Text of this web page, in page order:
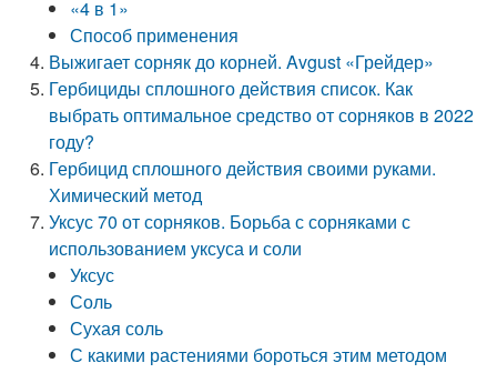
«4 в 1»
Способ применения
Выжигает сорняк до корней. Avgust «Грейдер»
Гербициды сплошного действия список. Как
выбрать оптимальное средство от сорняков в 2022
году?
Гербицид сплошного действия своими руками.
Химический метод
Уксус 70 от сорняков. Борьба с сорняками с
использованием уксуса и соли
Уксус
Соль
Сухая соль
С какими растениями бороться этим методом